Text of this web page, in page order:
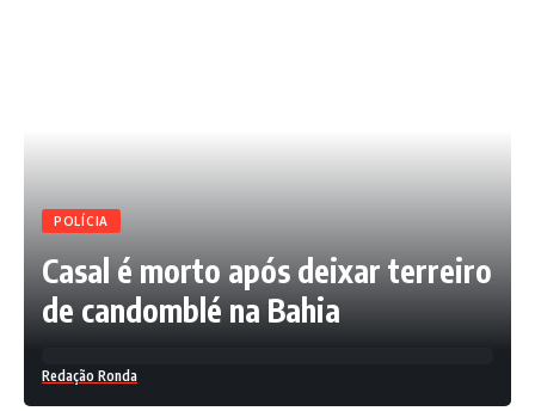
POLÍCIA
Casal é morto após deixar terreiro
de candomblé na Bahia
Redação Ronda